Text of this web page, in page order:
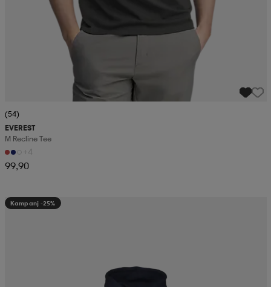
(54)
EVEREST
M Recline Tee
+4
99,90
Kampanj -25%